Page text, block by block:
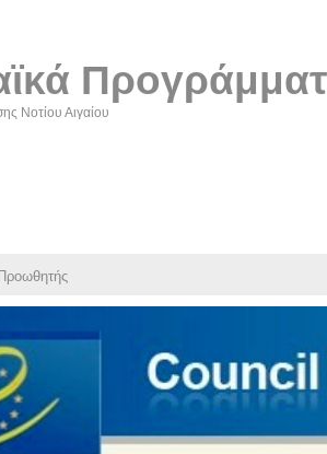
Νοτίου Αιγαίου
Προωθητής